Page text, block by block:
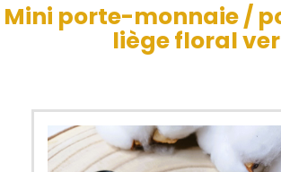
Mini porte-monnaie /
liège floral